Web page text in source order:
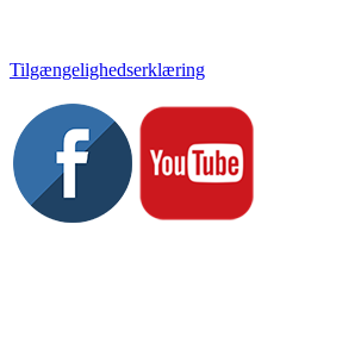
Tilgængelighedserklæring